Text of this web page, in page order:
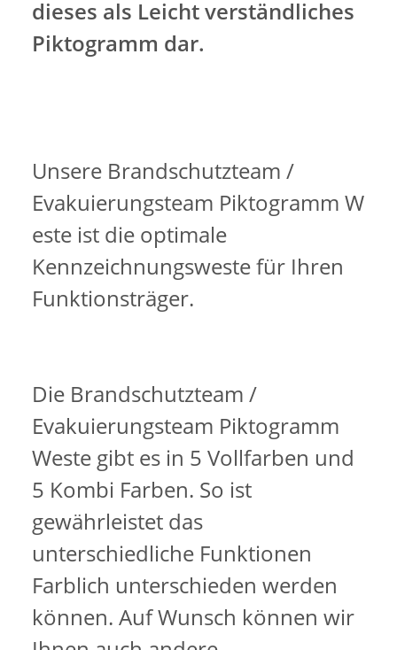
dieses als Leicht verständliches
Piktogramm dar.
Unsere Brandschutzteam /
Evakuierungsteam Piktogramm W
este ist die optimale
Kennzeichnungsweste für Ihren
Funktionsträger.
Die Brandschutzteam /
Evakuierungsteam Piktogramm
Weste gibt es in 5 Vollfarben und
5 Kombi Farben. So ist
gewährleistet das
unterschiedliche Funktionen
Farblich unterschieden werden
können. Auf Wunsch können wir